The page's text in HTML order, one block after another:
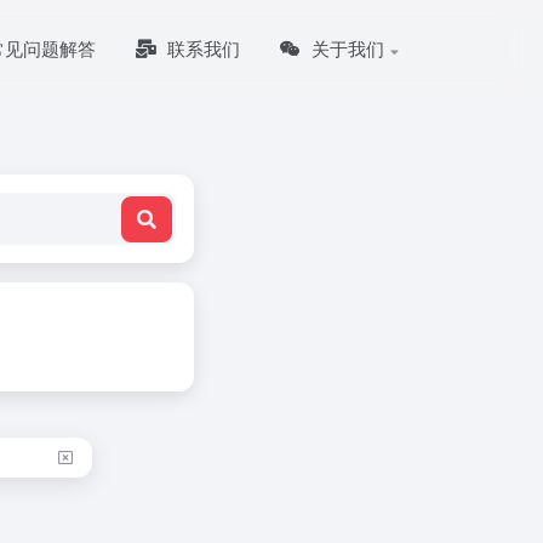
见问题解答 联系我们 关于我们